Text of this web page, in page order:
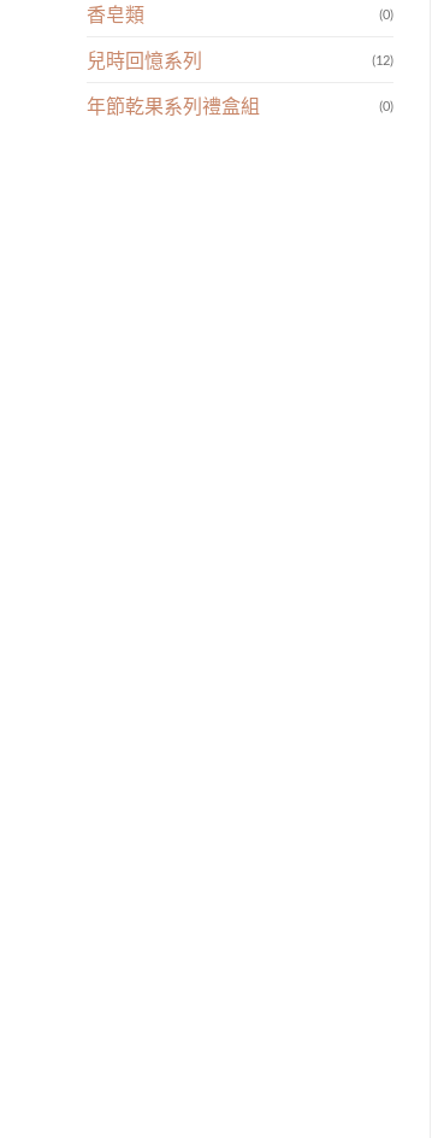
香皂類 (0)
兒時回憶系列 (12)
年節乾果系列禮盒組 (0)